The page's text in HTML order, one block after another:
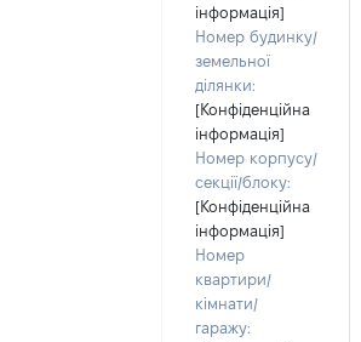
інформація]
Номер будинку/
земельної
ділянки:
[Конфіденційна
інформація]
Номер корпусу/
секції/блоку:
[Конфіденційна
інформація]
Номер
квартири/
кімнати/
гаражу: